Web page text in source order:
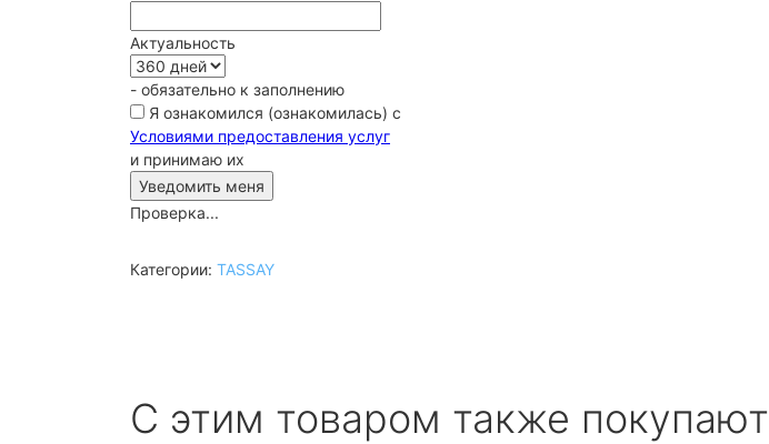
Актуальность
- обязательно к заполнению
Я ознакомился (ознакомилась) с
Условиями предоставления услуг
и принимаю их
Проверка...
Категории: TASSAY
С этим товаром также покупают